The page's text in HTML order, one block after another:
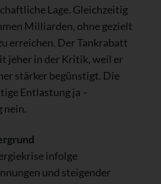
Lage. Gleichzeitig
Milliarden, ohne gezielt
erreichen. Der Tankrabatt
jeher in der Kritik, weil er
stärker begünstigt. Die
Entlastung ja –
nein.
infolge
und steigender